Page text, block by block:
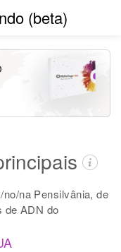
(beta)
na Pensilvânia, de
de ADN do